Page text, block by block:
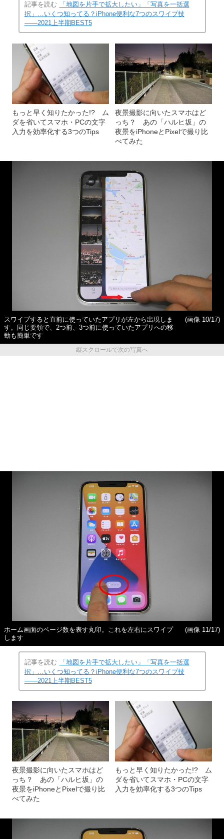
記事を読む
「地図を片手で拡大したい」「写真を一括選
択」…いくつ知ってる？iPhone便利な7つのスワイプ技
――2021上半期BEST5
もっと早く知りたかった!? ム
ダを省いてスマホ・PCの文字
入力を効率化する3つのTips
夜景撮影に向いたスマホはど
っち？ あの「ハルヒ坂」の
夜景をiPhoneとPixelで撮り比
べてみた
スワイプすると直前に使っていたアプリが左から出現しま
す。同じ要領で、2つ前、3つ前に使っていたアプリへの移
動も簡単です
(画像 10/17)
縦スクロールで次の写真へ
ホーム画面のページ数を表す丸印。これを左右にスワイプ
します
(画像 11/17)
記事を読む
「地図を片手で拡大したい」「写真を一括選
択」…いくつ知ってる？iPhone便利な7つのスワイプ技
――2021上半期BEST5
夜景撮影に向いたスマホはど
っち？ あの「ハルヒ坂」の
夜景をiPhoneとPixelで撮り比
べてみた
もっと早く知りたかった!? ム
ダを省いてスマホ・PCの文字
入力を効率化する3つのTips